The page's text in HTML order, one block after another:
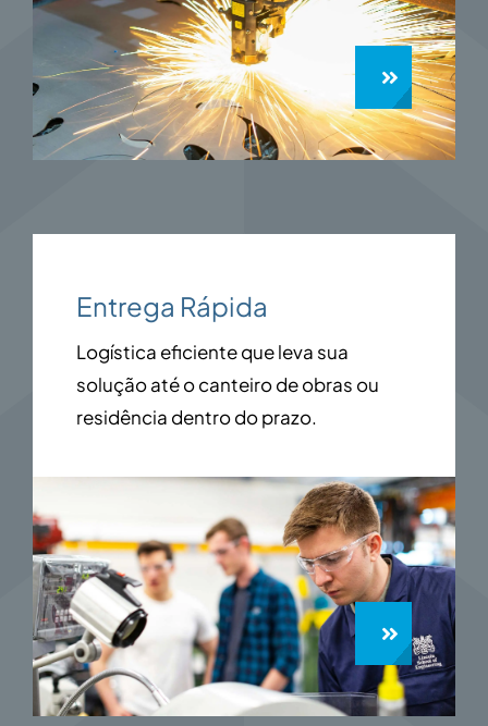
Entrega Rápida
Logística eficiente que leva sua
solução até o canteiro de obras ou
residência dentro do prazo.